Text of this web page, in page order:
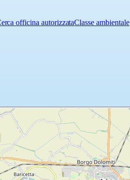
officina autorizzataClasse ambientale